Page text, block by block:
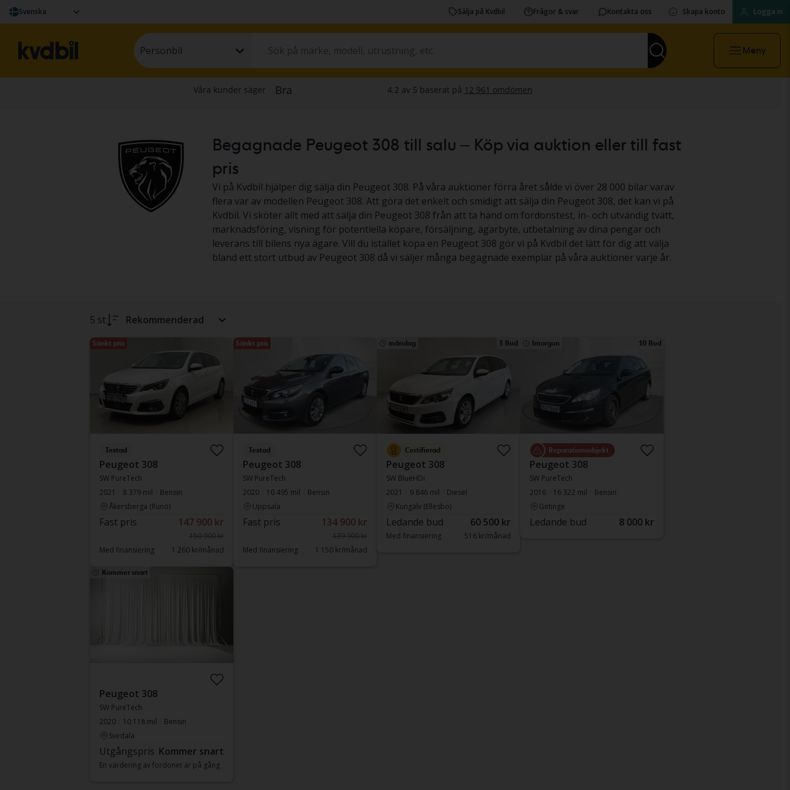
Svenska Sälja på Kvdbil Frågor & svar Kontakta oss Skapa konto Logga in
Personbil Meny
Begagnade Peugeot 308 till salu – Köp via auktion eller till fast
pris
Vi på Kvdbil hjälper dig sälja din Peugeot 308. På våra auktioner förra året sålde vi över 28 000 bilar varav
flera var av modellen Peugeot 308. Att göra det enkelt och smidigt att sälja din Peugeot 308, det kan vi på
Kvdbil. Vi sköter allt med att sälja din Peugeot 308 från att ta hand om fordonstest, in- och utvändig tvätt,
marknadsföring, visning för potentiella köpare, försäljning, ägarbyte, utbetalning av dina pengar och
leverans till bilens nya ägare. Vill du istället köpa en Peugeot 308 gör vi på Kvdbil det lätt för dig att välja
bland ett stort utbud av Peugeot 308 då vi säljer många begagnade exemplar på våra auktioner varje år.
5 st Rekommenderad
Sänkt pris
Testad
Peugeot 308
SW PureTech
2021
8 379 mil
Bensin
Åkersberga (Runö)
Fast pris 147 900 kr
150 900 kr
Med finansiering
1 260 kr/månad
Sänkt pris
Testad
Peugeot 308
SW PureTech
2020
10 495 mil
Bensin
Uppsala
Fast pris 134 900 kr
139 900 kr
Med finansiering
1 150 kr/månad
måndag 3 Bud
Certifierad
Peugeot 308
SW BlueHDi
2021
9 846 mil
Diesel
Kungälv (Ellesbo)
Ledande bud 60 500 kr
Med finansiering 516 kr/månad
Imorgon 10 Bud
Reparationsobjekt
Peugeot 308
SW PureTech
2016
16 322 mil
Bensin
Getinge
Ledande bud 8 000 kr
Kommer snart
Peugeot 308
SW PureTech
2020
10 118 mil
Bensin
Svedala
Utgångspris Kommer snart
En värdering av fordonet är på gång